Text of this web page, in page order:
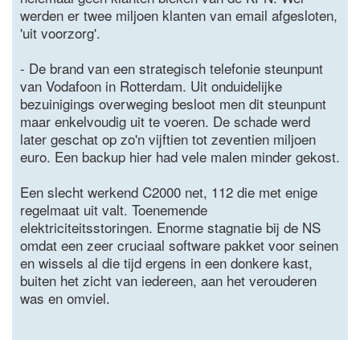
werden er twee miljoen klanten van email afgesloten,
'uit voorzorg'.
- De brand van een strategisch telefonie steunpunt
van Vodafoon in Rotterdam. Uit onduidelijke
bezuinigings overweging besloot men dit steunpunt
maar enkelvoudig uit te voeren. De schade werd
later geschat op zo'n vijftien tot zeventien miljoen
euro. Een backup hier had vele malen minder gekost.
Een slecht werkend C2000 net, 112 die met enige
regelmaat uit valt. Toenemende
elektriciteitsstoringen. Enorme stagnatie bij de NS
omdat een zeer cruciaal software pakket voor seinen
en wissels al die tijd ergens in een donkere kast,
buiten het zicht van iedereen, aan het verouderen
was en omviel.